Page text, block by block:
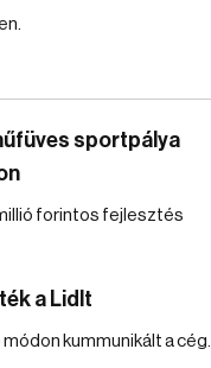
sportpálya
millió forintos fejlesztés
a Lidlt
kummunikált a cég.